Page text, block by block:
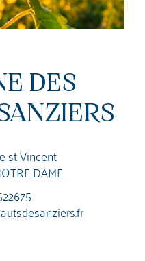
DES
st Vincent
DAME